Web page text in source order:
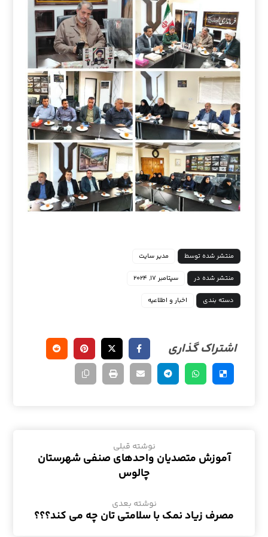
منتشر شده توسط مدیر سایت
منتشر شده در سپتامبر ۱۷, ۲۰۲۴
دسته بندی اخبار و اطلاعیه
نوشته قبلی
آموزش متصدیان واحد‌های صنفی شهرستان
چالوس
نوشته بعدی
مصرف زیاد نمک با سلامتی تان چه می کند؟؟؟